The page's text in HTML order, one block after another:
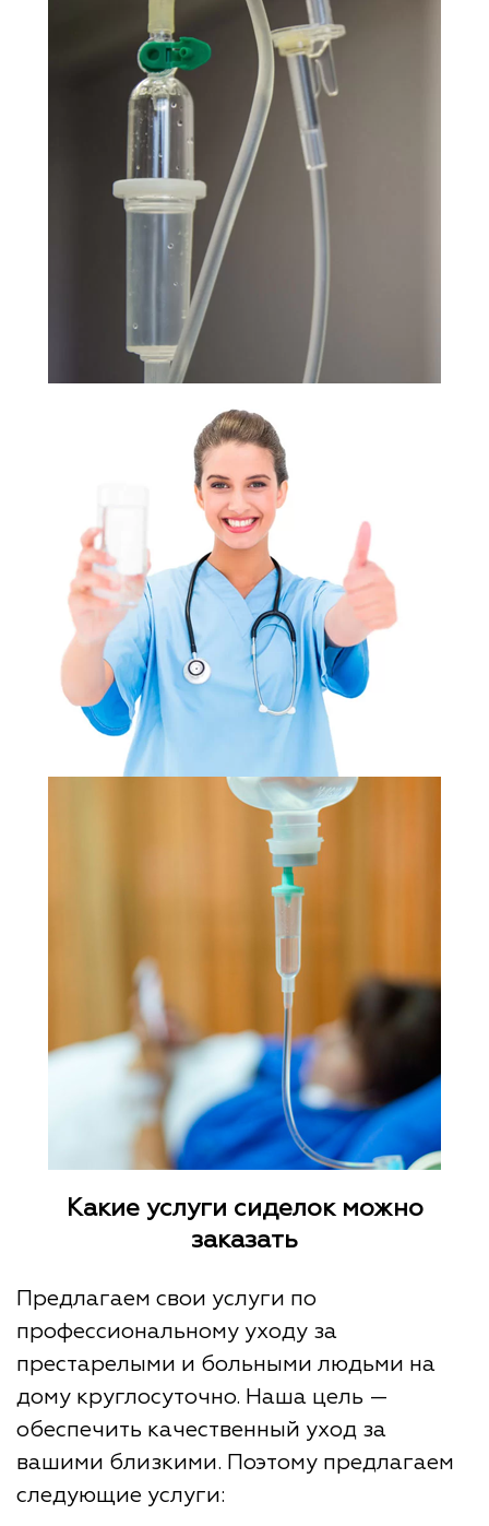
Какие услуги сиделок можно
заказать
Предлагаем свои услуги по
профессиональному уходу за
престарелыми и больными людьми на
дому круглосуточно. Наша цель —
обеспечить качественный уход за
вашими близкими. Поэтому предлагаем
следующие услуги: